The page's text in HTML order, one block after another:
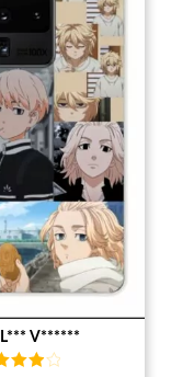
L*** V******